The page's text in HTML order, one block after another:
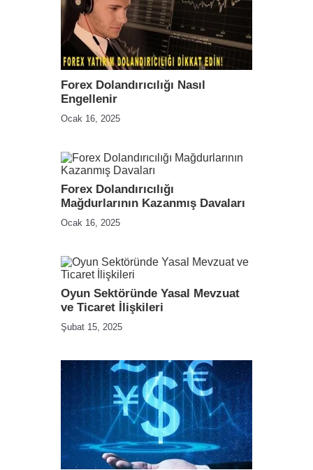
Forex Dolandırıcılığı Nasıl
Engellenir
Ocak 16, 2025
Forex Dolandırıcılığı
Mağdurlarının Kazanmış Davaları
Ocak 16, 2025
Oyun Sektöründe Yasal Mevzuat
ve Ticaret İlişkileri
Şubat 15, 2025